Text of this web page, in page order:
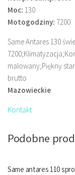
Moc: 130
Motogodziny: 7200
Same Antares 130
malowany;Piękny
brutto
Mazowieckie
Kontakt
Podobne
Same antares 110